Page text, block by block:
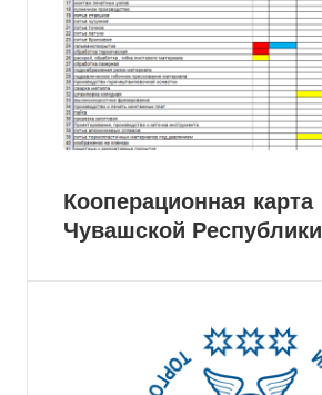
Кооперационная карта
Чувашской Республики